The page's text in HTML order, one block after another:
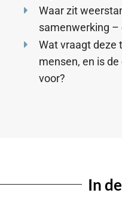
Waar zit
samenwerking –
Wat vraagt deze
mensen, en is
voor?
In